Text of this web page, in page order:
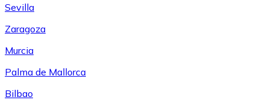
Sevilla
Zaragoza
Murcia
Palma de Mallorca
Bilbao